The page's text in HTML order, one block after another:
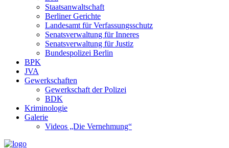
Staatsanwaltschaft
Berliner Gerichte
Landesamt für Verfassungsschutz
Senatsverwaltung für Inneres
Senatsverwaltung für Justiz
Bundespolizei Berlin
BPK
JVA
Gewerkschaften
Gewerkschaft der Polizei
BDK
Kriminologie
Galerie
Videos „Die Vernehmung“